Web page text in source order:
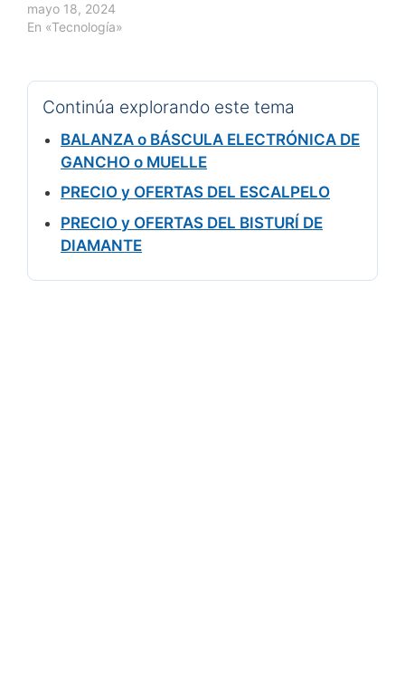
mayo 18, 2024
En «Tecnología»
Continúa explorando este tema
BALANZA o BÁSCULA ELECTRÓNICA DE
GANCHO o MUELLE
PRECIO y OFERTAS DEL ESCALPELO
PRECIO y OFERTAS DEL BISTURÍ DE
DIAMANTE